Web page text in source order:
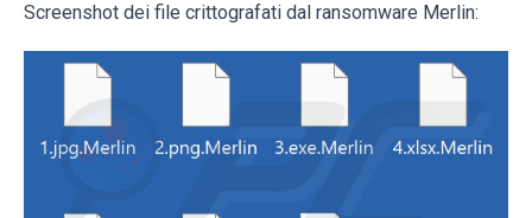
Screenshot dei file crittografati dal ransomware Merlin: